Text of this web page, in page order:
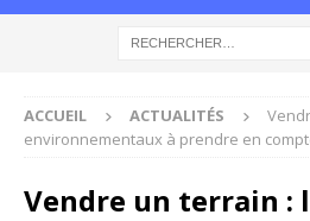
ACCUEIL ACTUALITÉS
environnementaux à prendre en
Vendre un terrain :